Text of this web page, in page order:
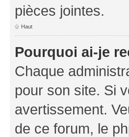
pièces jointes.
Haut
Pourquoi ai-je
Chaque
pour son site. Si
avertissement.
de ce forum, le